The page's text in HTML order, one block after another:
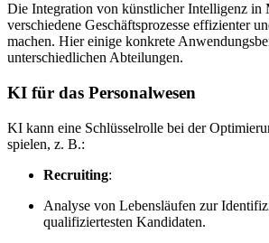
Die Integration von künstlicher Intelligenz in
verschiedene Geschäftsprozesse effizienter
machen. Hier einige konkrete
unterschiedlichen Abteilungen.
KI für das Personalwesen
KI kann eine Schlüsselrolle bei der
spielen, z. B.:
Recruiting:
Analyse von Lebensläufen zur
qualifiziertesten Kandidaten.